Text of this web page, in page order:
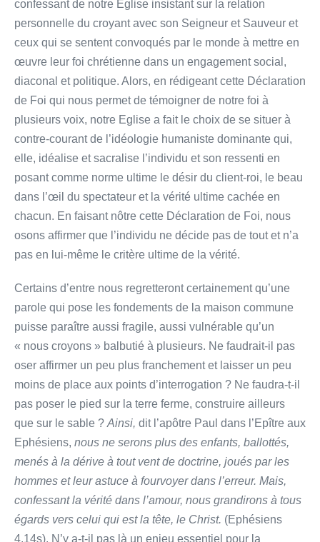
confessant de notre Eglise insistant sur la relation
personnelle du croyant avec son Seigneur et Sauveur et
ceux qui se sentent convoqués par le monde à mettre en
œuvre leur foi chrétienne dans un engagement social,
diaconal et politique. Alors, en rédigeant cette Déclaration
de Foi qui nous permet de témoigner de notre foi à
plusieurs voix, notre Eglise a fait le choix de se situer à
contre-courant de l’idéologie humaniste dominante qui,
elle, idéalise et sacralise l’individu et son ressenti en
posant comme norme ultime le désir du client-roi, le beau
dans l’œil du spectateur et la vérité ultime cachée en
chacun. En faisant nôtre cette Déclaration de Foi, nous
osons affirmer que l’individu ne décide pas de tout et n’a
pas en lui-même le critère ultime de la vérité.
Certains d’entre nous regretteront certainement qu’une
parole qui pose les fondements de la maison commune
puisse paraître aussi fragile, aussi vulnérable qu’un
« nous croyons » balbutié à plusieurs. Ne faudrait-il pas
oser affirmer un peu plus franchement et laisser un peu
moins de place aux points d’interrogation ? Ne faudra-t-il
pas poser le pied sur la terre ferme, construire ailleurs
que sur le sable ? Ainsi, dit l’apôtre Paul dans l’Epître aux
Ephésiens, nous ne serons plus des enfants, ballottés,
menés à la dérive à tout vent de doctrine, joués par les
hommes et leur astuce à fourvoyer dans l’erreur. Mais,
confessant la vérité dans l’amour, nous grandirons à tous
égards vers celui qui est la tête, le Christ. (Ephésiens
4,14s). N’y a-t-il pas là un enjeu essentiel pour la